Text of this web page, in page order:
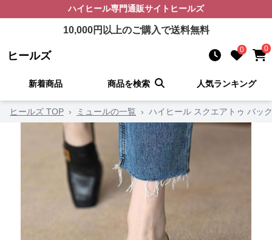
ハイヒール専門通販サイト ヒールズ
10,000円以上のご購入で送料無料
ヒールズ 0 0
新着商品 商品を検索 人気ランキング
ヒールズ TOP › ミュールの一覧 › ハイヒール スクエアトゥ バッ